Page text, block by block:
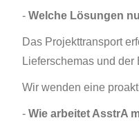
- Welche Lösungen
Das Projekttransport
Lieferschemas und
Wir wenden eine
- Wie arbeitet AsstrA